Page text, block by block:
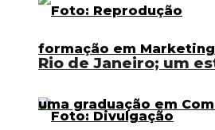
Rio de Janeiro; um